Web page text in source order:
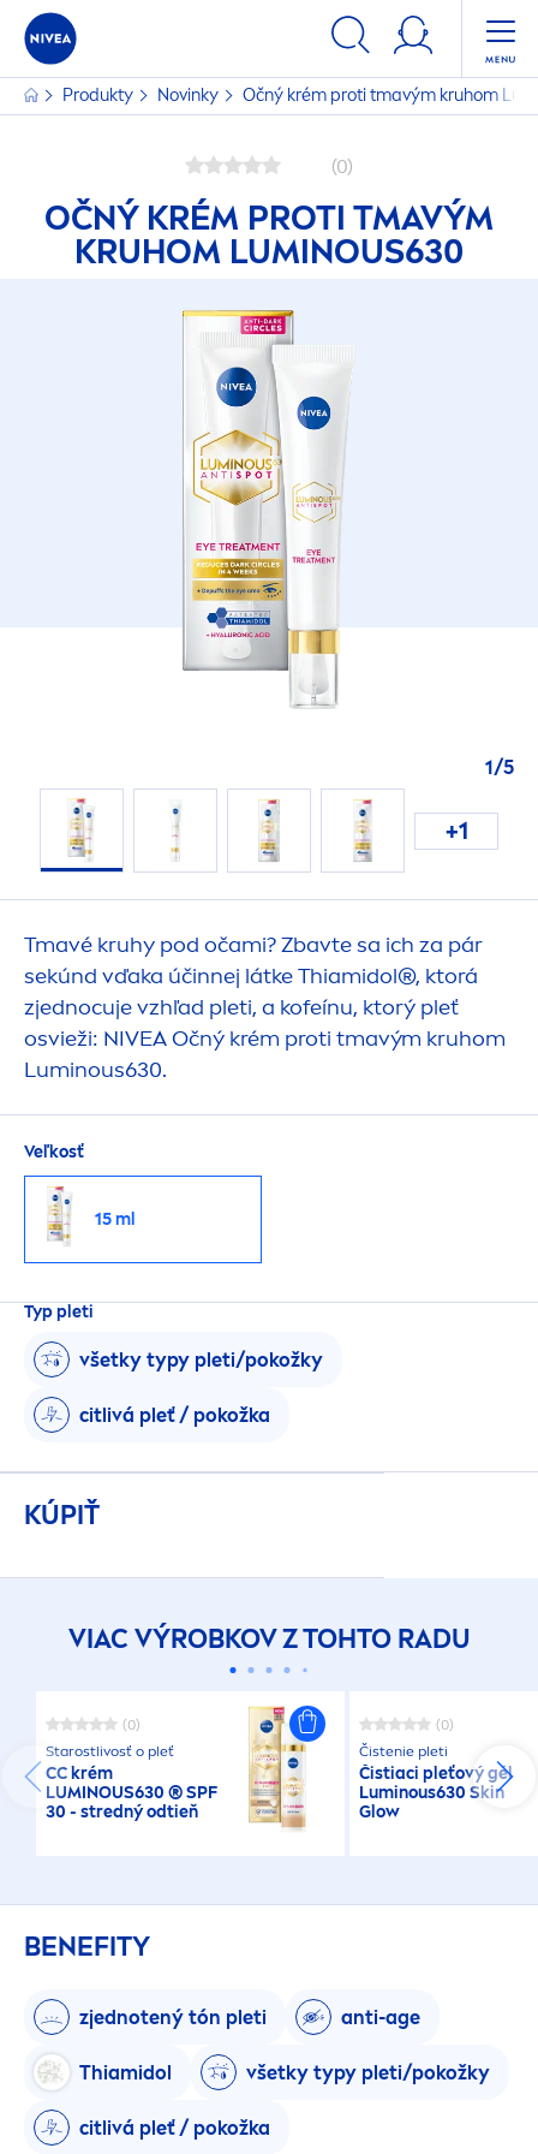
Produkty Novinky Očný krém proti tmavým kruhom
(0)
OČNÝ KRÉM PROTI TMAVÝM
KRUHOM LUMINOUS630
1/5
+1
Tmavé kruhy pod očami? Zbavte sa ich za pár
sekúnd vďaka účinnej látke Thiamidol®, ktorá
zjednocuje vzhľad pleti, a kofeínu, ktorý pleť
osvieži: NIVEAOčný krém proti tmavým kruhom
Luminous630.
Veľkosť
15 ml
Typ pleti
všetky typy pleti/pokožky
citlivá pleť / pokožka
KÚPIŤ
VIAC VÝROBKOV Z TOHTO RADU
(0)
Starostlivosť o pleť
CC krém
LUMINOUS630 ® SPF
30 - stredný odtieň
(0)
Čistenie pleti
Čistiaci pleťový gél
Luminous630Skin
Glow
BENEFITY
zjednotený tón pleti anti-age
Thiamidol všetky typy pleti/pokožky
citlivá pleť / pokožka